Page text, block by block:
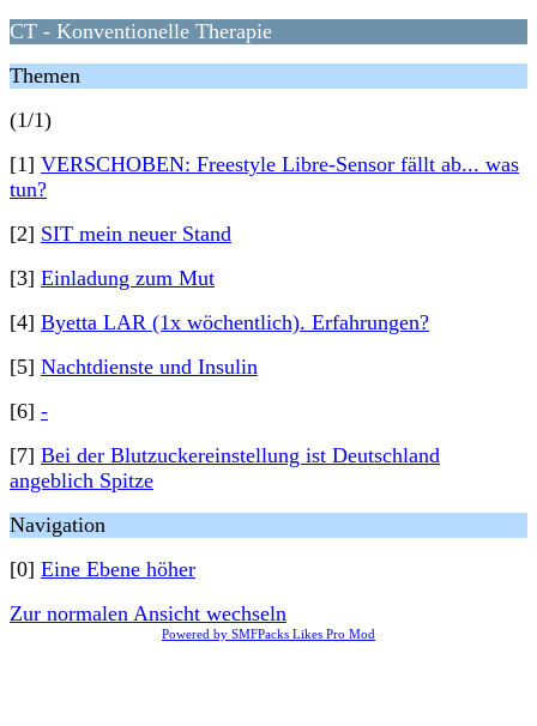
CT - Konventionelle Therapie
Themen
(1/1)
[1] VERSCHOBEN: Freestyle Libre-Sensor fällt ab... was
tun?
[2] SIT mein neuer Stand
[3] Einladung zum Mut
[4] Byetta LAR (1x wöchentlich). Erfahrungen?
[5] Nachtdienste und Insulin
[6] -
[7] Bei der Blutzuckereinstellung ist Deutschland
angeblich Spitze
Navigation
[0] Eine Ebene höher
Zur normalen Ansicht wechseln
Powered by SMFPacks Likes Pro Mod